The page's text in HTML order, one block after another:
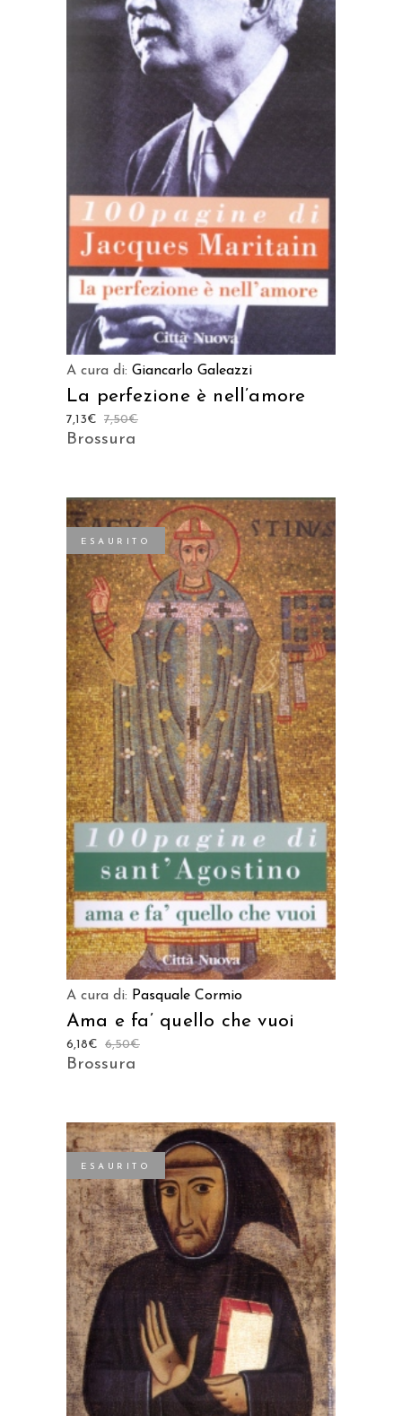
LEGGI TUTTO
A cura di: Giancarlo Galeazzi
La perfezione è nell’amore
7,50€
7,13€
Brossura
ESAURITO
LEGGI TUTTO
A cura di: Pasquale Cormio
Ama e fa’ quello che vuoi
6,50€
6,18€
Brossura
ESAURITO
LEGGI TUTTO